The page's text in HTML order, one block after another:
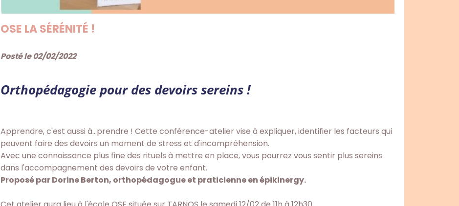
OSE LA SÉRÉNITÉ !
Posté le 02/02/2022
Orthopédagogie pour des devoirs sereins !
Apprendre, c'est aussi à...prendre ! Cette conférence-atelier vise à expliquer, identifier les facteurs qui
peuvent faire des devoirs un moment de stress et d'incompréhension.
Avec une connaissance plus fine des rituels à mettre en place, vous pourrez vous sentir plus sereins
dans l'accompagnement des devoirs de votre enfant.
Proposé par Dorine Berton, orthopédagogue et praticienne en épikinergy.